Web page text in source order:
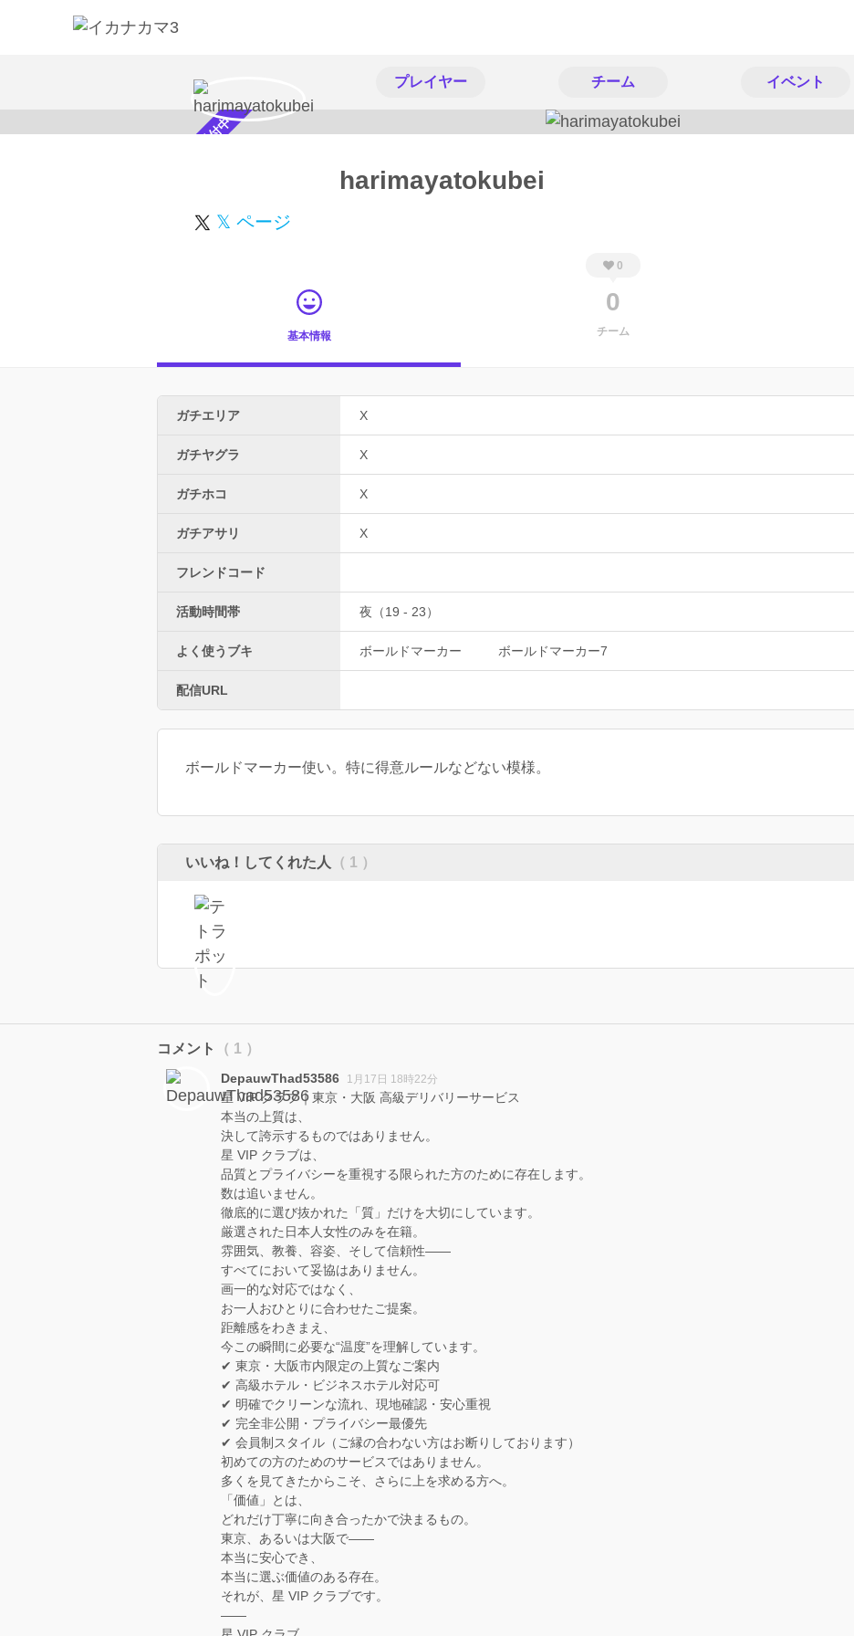
プレイヤー チーム イベント
スカウト受付中 harimayatokubei
𝕏 ページ
基本情報
0
0
チーム
ガチエリア X
ガチヤグラ X
ガチホコ X
ガチアサリ X
フレンドコード
活動時間帯 夜（19 - 23）
よく使うブキ ボールドマーカー ボールドマーカー7
配信URL
ボールドマーカー使い。特に得意ルールなどない模様。
いいね！してくれた人 （ 1 ）
コメント （ 1 ）
DepauwThad53586 1月17日 18時22分
星 VIP クラブ｜東京・大阪 高級デリバリーサービス
本当の上質は、
決して誇示するものではありません。
星 VIP クラブは、
品質とプライバシーを重視する限られた方のために存在します。
数は追いません。
徹底的に選び抜かれた「質」だけを大切にしています。
厳選された日本人女性のみを在籍。
雰囲気、教養、容姿、そして信頼性——
すべてにおいて妥協はありません。
画一的な対応ではなく、
お一人おひとりに合わせたご提案。
距離感をわきまえ、
今この瞬間に必要な“温度”を理解しています。
✔ 東京・大阪市内限定の上質なご案内
✔ 高級ホテル・ビジネスホテル対応可
✔ 明確でクリーンな流れ、現地確認・安心重視
✔ 完全非公開・プライバシー最優先
✔ 会員制スタイル（ご縁の合わない方はお断りしております）
初めての方のためのサービスではありません。
多くを見てきたからこそ、さらに上を求める方へ。
「価値」とは、
どれだけ丁寧に向き合ったかで決まるもの。
東京、あるいは大阪で——
本当に安心でき、
本当に選ぶ価値のある存在。
それが、星 VIP クラブです。
——